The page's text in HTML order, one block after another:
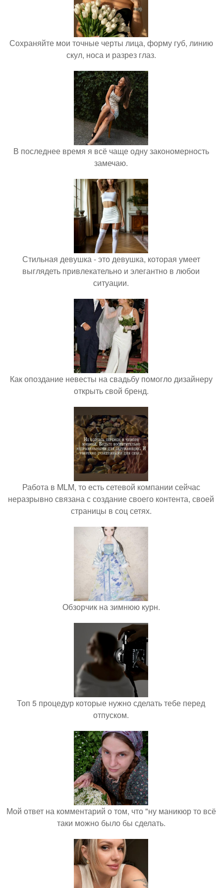
Сохраняйте мои точные черты лица, форму губ, линию
скул, носа и разрез глаз.
В последнее время я всё чаще одну закономерность
замечаю.
Стильная девушка - это девушка, которая умеет
выглядеть привлекательно и элегантно в любои
ситуации.
Как опоздание невесты на свадьбу помогло дизайнеру
открыть свой бренд.
Работа в MLM, то есть сетевой компании сейчас
неразрывно связана с создание своего контента, своей
страницы в соц сетях.
Обзорчик на зимнюю курн.
Топ 5 процедур которые нужно сделать тебе перед
отпуском.
Мой ответ на комментарий о том, что "ну маникюр то всё
таки можно было бы сделать.